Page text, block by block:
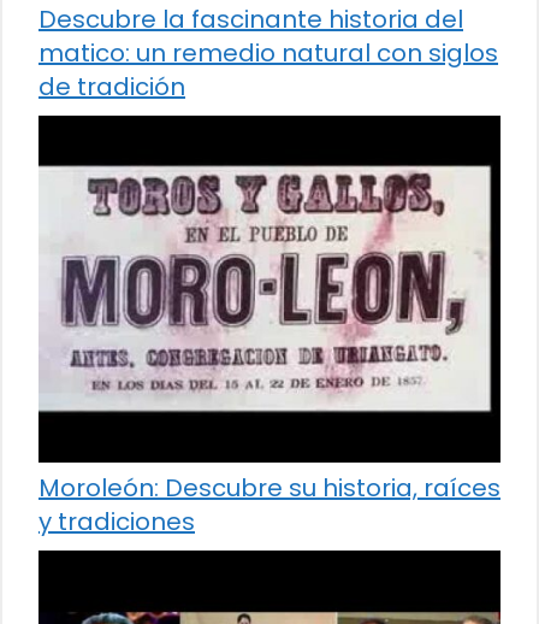
Descubre la fascinante historia del
matico: un remedio natural con siglos
de tradición
Moroleón: Descubre su historia, raíces
y tradiciones